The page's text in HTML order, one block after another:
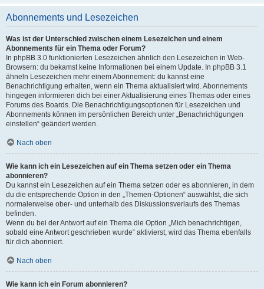
Abonnements und Lesezeichen
Was ist der Unterschied zwischen einem Lesezeichen und einem
Abonnements für ein Thema oder Forum?
In phpBB 3.0 funktionierten Lesezeichen ähnlich den Lesezeichen in Web-
Browsern: du bekamst keine Informationen bei einem Update. In phpBB 3.1
ähneln Lesezeichen mehr einem Abonnement: du kannst eine
Benachrichtigung erhalten, wenn ein Thema aktualisiert wird. Abonnements
hingegen informieren dich bei einer Aktualisierung eines Themas oder eines
Forums des Boards. Die Benachrichtigungsoptionen für Lesezeichen und
Abonnements können im persönlichen Bereich unter „Benachrichtigungen
einstellen“ geändert werden.
Nach oben
Wie kann ich ein Lesezeichen auf ein Thema setzen oder ein Thema
abonnieren?
Du kannst ein Lesezeichen auf ein Thema setzen oder es abonnieren, in dem
du die entsprechende Option in den „Themen-Optionen“ auswählst, die sich
normalerweise ober- und unterhalb des Diskussionsverlaufs des Themas
befinden.
Wenn du bei der Antwort auf ein Thema die Option „Mich benachrichtigen,
sobald eine Antwort geschrieben wurde“ aktivierst, wird das Thema ebenfalls
für dich abonniert.
Nach oben
Wie kann ich ein Forum abonnieren?